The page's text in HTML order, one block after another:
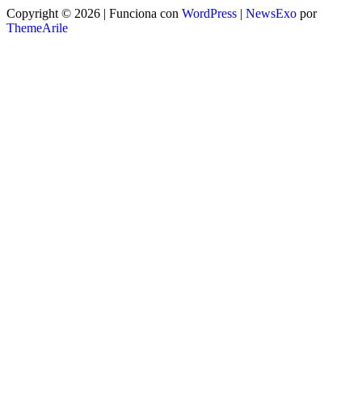
Copyright © 2026 | Funciona con WordPress | NewsExo por
ThemeArile